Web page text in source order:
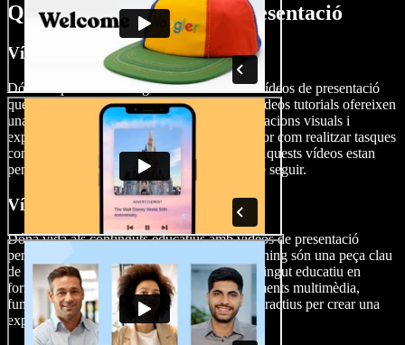
Quan utilitzar vídeos de presentació
Vídeos tutorials
Dóna un plus als continguts de tutorial amb vídeos de presentació
que simplifiquin conceptes complexos. Els vídeos tutorials ofereixen
una guia pas a pas, sovint mitjançant demostracions visuals i
explicacions clares, per ensenyar a l'espectador com realitzar tasques
concretes o dominar habilitats específiques. Aquests vídeos estan
pensats per ser instructius, concisos i fàcils de seguir.
Vídeos d’e-learning
Dóna vida als continguts educatius amb vídeos de presentació
pensats per a l’e-learning. Els vídeos d’e-learning són una peça clau
de l’educació en línia, ja que transmeten contingut educatiu en
format digital. Aquests vídeos combinen elements multimèdia,
funcionalitats interactives i recursos visuals atractius per crear una
experiència d’aprenentatge immersiva.